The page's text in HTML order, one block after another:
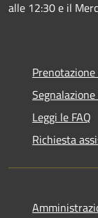
alle 12:30 e il
Leggi le FAQ
Richiesta